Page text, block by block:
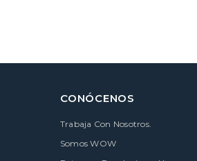
CONÓCENOS
Trabaja Con Nosotros.
Somos WOW